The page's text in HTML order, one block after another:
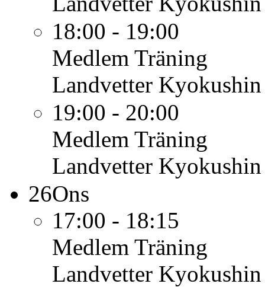
18:00 - 19:00
Medlem Träning
Landvetter
19:00 - 20:00
Medlem Träning
Landvetter
26Ons
17:00 - 18:15
Medlem Träning
Landvetter